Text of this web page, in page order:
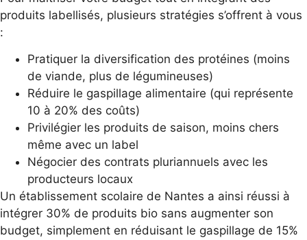
produits labellisés, plusieurs stratégies s’offrent à vous
:
Pratiquer la diversification des protéines (moins
de viande, plus de légumineuses)
Réduire le gaspillage alimentaire (qui représente
10 à 20% des coûts)
Privilégier les produits de saison, moins chers
même avec un label
Négocier des contrats pluriannuels avec les
producteurs locaux
Un établissement scolaire de Nantes a ainsi réussi à
intégrer 30% de produits bio sans augmenter son
budget, simplement en réduisant le gaspillage de 15%